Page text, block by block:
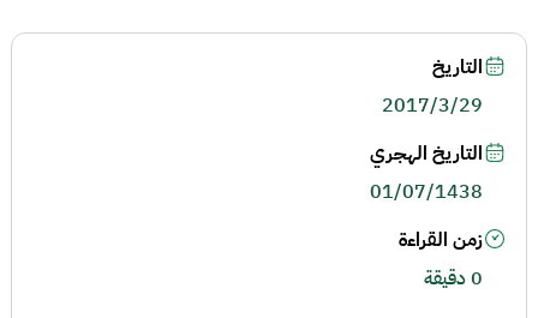
التاريخ
2017/3/29
التاريخ الهجري
01/07/1438
زمن القراءة
0 دقيقة